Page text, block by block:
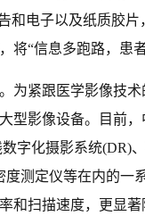
和电子以及纸质胶
将“信息多跑路，患
为紧跟医学影像技
型影像设备。目前
字化摄影系统(DR)
测定仪等在内的一
和扫描速度，更显